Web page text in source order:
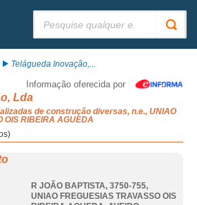
Telágueda Inovação,...
Informação oferecida por
Lda
de construção diversas, n.e., UNIAO
OIS RIBEIRA AGUEDA
R JOÃO BAPTISTA, 3750-755,
UNIAO FREGUESIAS TRAVASSO OIS